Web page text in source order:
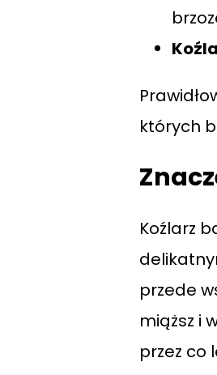
których
Koźlarz
przede
miąższ i
przez co